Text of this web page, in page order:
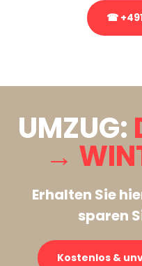
☎
UMZUG:
→
Erhalten Sie
sparen
Kostenlos &